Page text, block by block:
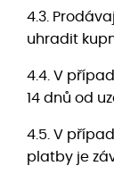
4.3.
uhradit
4.4. V
14 dnů od
4.5. V
platby je